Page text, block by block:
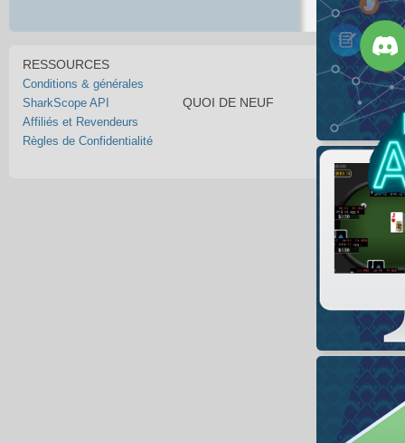
RESSOURCES
Conditions & générales
SharkScope API
Affiliés et Revendeurs
Règles de Confidentialité
QUOI DE NEUF